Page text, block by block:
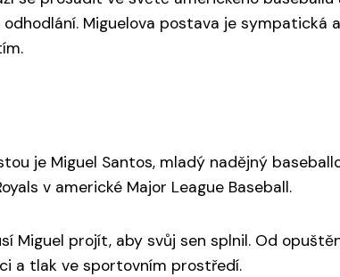
Miguelova postava je sympatická
je Miguel Santos, mladý nadějný
v americké Major League Baseball.
projít, aby svůj sen splnil. Od
a tlak ve sportovním prostředí.